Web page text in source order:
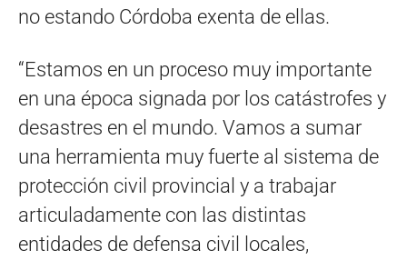
no estando Córdoba exenta de ellas.
“Estamos en un proceso muy importante
en una época signada por los catástrofes y
desastres en el mundo. Vamos a sumar
una herramienta muy fuerte al sistema de
protección civil provincial y a trabajar
articuladamente con las distintas
entidades de defensa civil locales,